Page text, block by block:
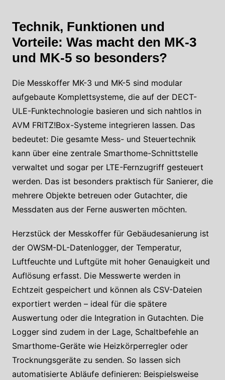
Technik, Funktionen und
Vorteile: Was macht den MK-3
und MK-5 so besonders?
Die Messkoffer MK-3 und MK-5 sind modular
aufgebaute Komplettsysteme, die auf der DECT-
ULE-Funktechnologie basieren und sich nahtlos in
AVM FRITZ!Box-Systeme integrieren lassen. Das
bedeutet: Die gesamte Mess- und Steuertechnik
kann über eine zentrale Smarthome-Schnittstelle
verwaltet und sogar per LTE-Fernzugriff gesteuert
werden. Das ist besonders praktisch für Sanierer, die
mehrere Objekte betreuen oder Gutachter, die
Messdaten aus der Ferne auswerten möchten.
Herzstück der Messkoffer für Gebäudesanierung ist
der OWSM-DL-Datenlogger, der Temperatur,
Luftfeuchte und Luftgüte mit hoher Genauigkeit und
Auflösung erfasst. Die Messwerte werden in
Echtzeit gespeichert und können als CSV-Dateien
exportiert werden – ideal für die spätere
Auswertung oder die Integration in Gutachten. Die
Logger sind zudem in der Lage, Schaltbefehle an
Smarthome-Geräte wie Heizkörperregler oder
Trocknungsgeräte zu senden. So lassen sich
automatisierte Abläufe definieren: Beispielsweise